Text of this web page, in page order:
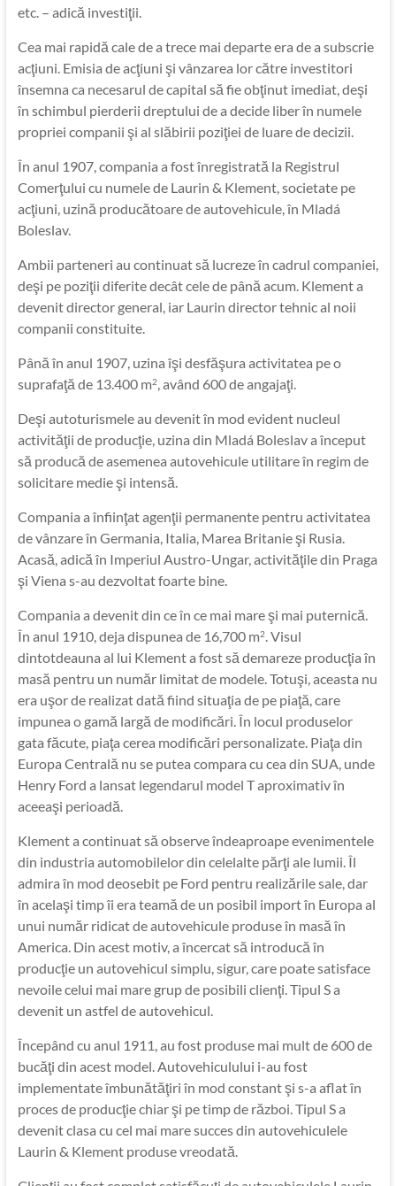
etc. – adică investiţii.
Cea mai rapidă cale de a trece mai departe era de a subscrie
acţiuni. Emisia de acţiuni şi vânzarea lor către investitori
însemna ca necesarul de capital să fie obţinut imediat, deşi
în schimbul pierderii dreptului de a decide liber în numele
propriei companii şi al slăbirii poziţiei de luare de decizii.
În anul 1907, compania a fost înregistrată la Registrul
Comerţului cu numele de Laurin & Klement, societate pe
acţiuni, uzină producătoare de autovehicule, în Mladá
Boleslav.
Ambii parteneri au continuat să lucreze în cadrul companiei,
deşi pe poziţii diferite decât cele de până acum. Klement a
devenit director general, iar Laurin director tehnic al noii
companii constituite.
Până în anul 1907, uzina îşi desfăşura activitatea pe o
suprafaţă de 13.400 m2, având 600 de angajaţi.
Deşi autoturismele au devenit în mod evident nucleul
activităţii de producţie, uzina din Mladá Boleslav a început
să producă de asemenea autovehicule utilitare în regim de
solicitare medie şi intensă.
Compania a înfiinţat agenţii permanente pentru activitatea
de vânzare în Germania, Italia, Marea Britanie şi Rusia.
Acasă, adică în Imperiul Austro-Ungar, activităţile din Praga
şi Viena s-au dezvoltat foarte bine.
Compania a devenit din ce în ce mai mare şi mai puternică.
În anul 1910, deja dispunea de 16,700 m2. Visul
dintotdeauna al lui Klement a fost să demareze producţia în
masă pentru un număr limitat de modele. Totuşi, aceasta nu
era uşor de realizat dată fiind situaţia de pe piaţă, care
impunea o gamă largă de modificări. În locul produselor
gata făcute, piaţa cerea modificări personalizate. Piaţa din
Europa Centrală nu se putea compara cu cea din SUA, unde
Henry Ford a lansat legendarul model T aproximativ în
aceeaşi perioadă.
Klement a continuat să observe îndeaproape evenimentele
din industria automobilelor din celelalte părţi ale lumii. Îl
admira în mod deosebit pe Ford pentru realizările sale, dar
în acelaşi timp îi era teamă de un posibil import în Europa al
unui număr ridicat de autovehicule produse în masă în
America. Din acest motiv, a încercat să introducă în
producţie un autovehicul simplu, sigur, care poate satisface
nevoile celui mai mare grup de posibili clienţi. Tipul S a
devenit un astfel de autovehicul.
Începând cu anul 1911, au fost produse mai mult de 600 de
bucăţi din acest model. Autovehiculului i-au fost
implementate îmbunătăţiri în mod constant şi s-a aflat în
proces de producţie chiar şi pe timp de război. Tipul S a
devenit clasa cu cel mai mare succes din autovehiculele
Laurin & Klement produse vreodată.